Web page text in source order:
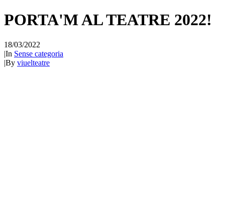
PORTA'M AL TEATRE 2022!
18/03/2022
|In Sense categoria
|By viuelteatre